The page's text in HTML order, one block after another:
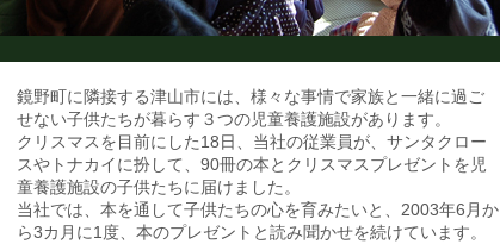
鏡野町に隣接する津山市には、様々な事情で家族と一緒に過ご
せない子供たちが暮らす３つの児童養護施設があります。
クリスマスを目前にした18日、当社の従業員が、サンタクロー
スやトナカイに扮して、90冊の本とクリスマスプレゼントを児
童養護施設の子供たちに届けました。
当社では、本を通して子供たちの心を育みたいと、2003年6月か
ら3カ月に1度、本のプレゼントと読み聞かせを続けています。